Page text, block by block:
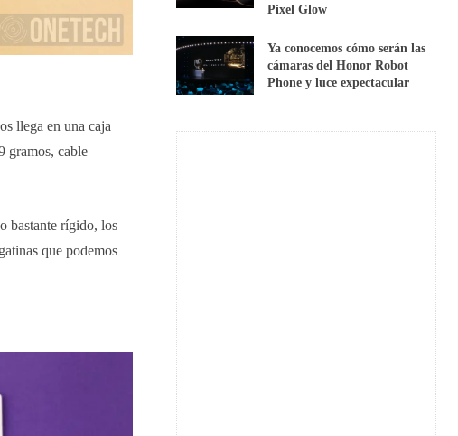
llega en una caja
gramos, cable
bastante rígido, los
que podemos
Pixel Glow
Ya conocemos cómo serán las
cámaras del Honor Robot
Phone y luce expectacular